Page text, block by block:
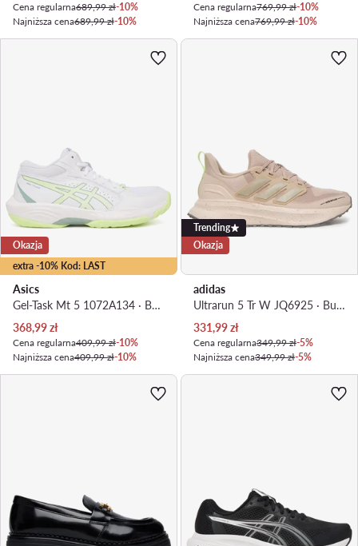
Cena regularna689,99 zł-10%
Najniższa cena689,99 zł-10%
Cena regularna769,99 zł-10%
Najniższa cena769,99 zł-10%
extra -10% Kod: LAST
Okazja
Asics
Gel-Task Mt 5 1072A134 · Buty halowe
Aktualna cena
368,99zł
Cena regularna409,99 zł-10%
Najniższa cena409,99 zł-10%
Trending
Okazja
adidas
Ultrarun 5 Tr W JQ6925 · Buty do biegania
Aktualna cena
331,99zł
Cena regularna349,99 zł-5%
Najniższa cena349,99 zł-5%